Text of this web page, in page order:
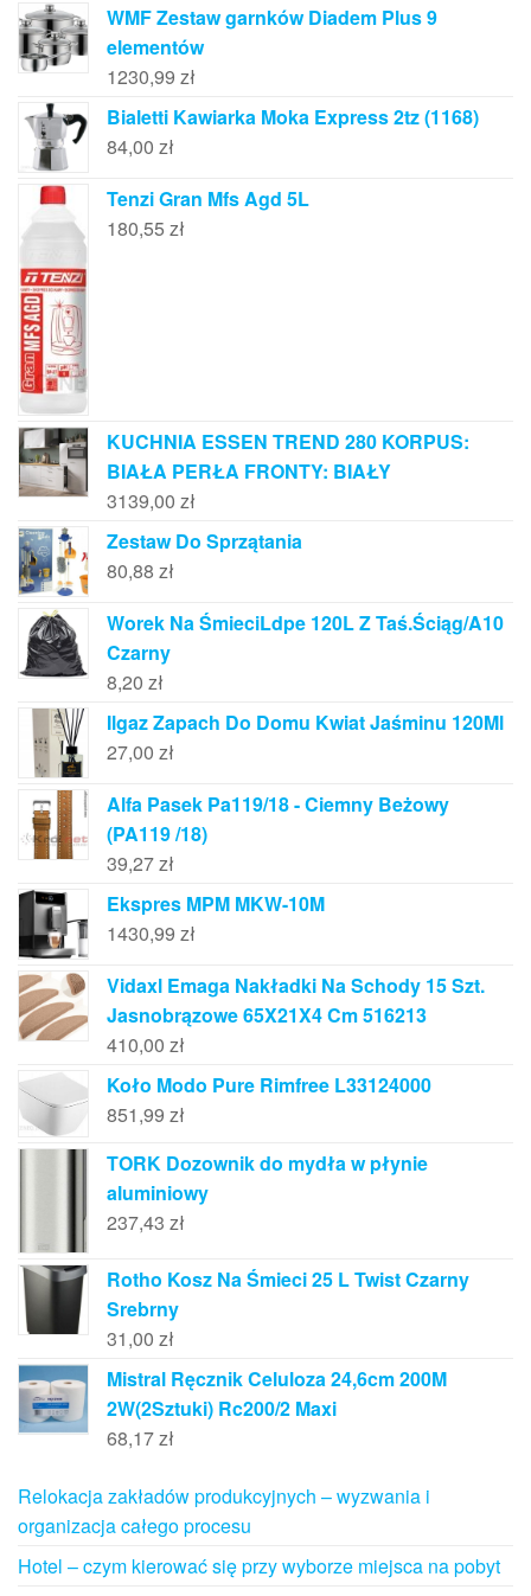
WMF Zestaw garnków Diadem Plus 9
elementów
1230,99 zł
Bialetti Kawiarka Moka Express 2tz (1168)
84,00 zł
Tenzi Gran Mfs Agd 5L
180,55 zł
KUCHNIA ESSEN TREND 280 KORPUS:
BIAŁA PERŁA FRONTY: BIAŁY
3139,00 zł
Zestaw Do Sprzątania
80,88 zł
Worek Na ŚmieciLdpe 120L Z Taś.Ściąg/A10
Czarny
8,20 zł
Ilgaz Zapach Do Domu Kwiat Jaśminu 120Ml
27,00 zł
Alfa Pasek Pa119/18 - Ciemny Beżowy
(PA119 /18)
39,27zł
Ekspres MPM MKW-10M
1430,99 zł
Vidaxl Emaga Nakładki Na Schody 15 Szt.
Jasnobrązowe 65X21X4 Cm 516213
410,00 zł
Koło Modo Pure Rimfree L33124000
851,99 zł
TORK Dozownik do mydła w płynie
aluminiowy
237,43 zł
Rotho Kosz Na Śmieci 25 L Twist Czarny
Srebrny
31,00 zł
Mistral Ręcznik Celuloza 24,6cm 200M
2W(2Sztuki) Rc200/2 Maxi
68,17zł
Relokacja zakładów produkcyjnych – wyzwania i
organizacja całego procesu
Hotel – czym kierować się przy wyborze miejsca na pobyt